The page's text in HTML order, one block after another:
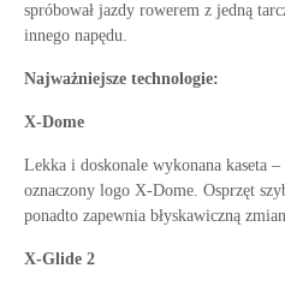
spróbował jazdy rowerem z jedną
innego napędu.
Najważniejsze technologie:
X-Dome
Lekka i doskonale wykonana kaseta
oznaczony logo X-Dome. Osprzęt
ponadto zapewnia błyskawiczną
X-Glide 2